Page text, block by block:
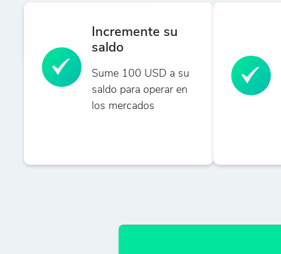
Incremente su
saldo
Sume 100 USD a su
saldo para operar en
los mercados